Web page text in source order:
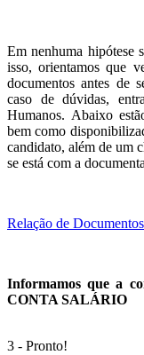
Em nenhuma hipótese
isso, orientamos que
documentos antes de
caso de dúvidas,
Humanos. Abaixo
bem como
candidato, além de um
se está com a
Relação de
Informamos que a
CONTA SALÁRIO
3 - Pronto!